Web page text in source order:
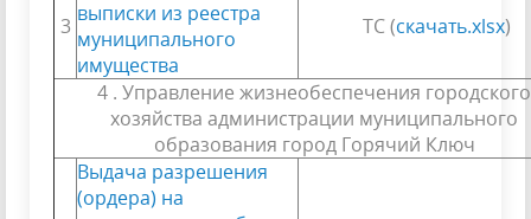
3 выписки из реестра
муниципального
имущества
ТС (скачать.xlsx)
4 . Управление жизнеобеспечения городского
хозяйства администрации муниципального
образования город Горячий Ключ
Выдача разрешения
(ордера) на